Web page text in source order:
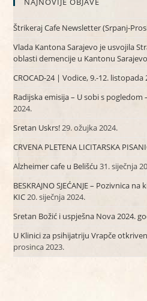
Štrikeraj Cafe Newsletter (Srpanj-
Vlada Kantona Sarajevo je usvojila
oblasti demencije u Kantonu Sarajevo
CROCAD-24 | Vodice, 9.-12. listopada
Radijska emisija – U sobi s pogledom
2024.
Sretan Uskrs!29. ožujka 2024.
CRVENA PLETENA LICITARSKA
Alzheimer cafe u Belišću 31. siječnja
BESKRAJNO SJEĆANJE – Pozivnica
KIC20. siječnja 2024.
Sretan Božić i uspješna Nova 2024.
U Klinici za psihijatriju Vrapče
prosinca 2023.